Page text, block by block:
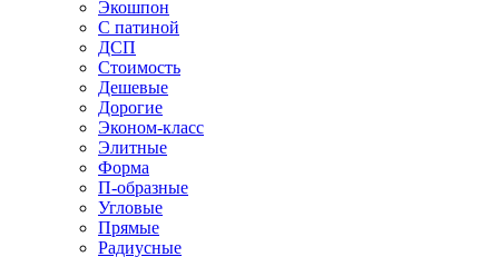
Экошпон
С патиной
ДСП
Стоимость
Дешевые
Дорогие
Эконом-класс
Элитные
Форма
П-образные
Угловые
Прямые
Радиусные